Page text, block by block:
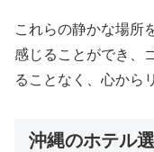
これらの静かな場所
感じることができ、
ることなく、心から
沖縄のホテル